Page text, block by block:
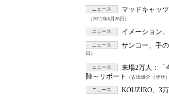
ニュース マッドキャッ
（2012年6月26日）
ニュース イメーション
ニュース サンコー、手
日）
ニュース 来場2万人：
陣～リポート
（古田雄介（ぜせ
ニュース KOUZIRO、3